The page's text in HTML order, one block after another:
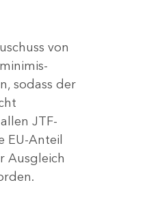
von
sodass der
JTF-
EU-Anteil
Ausgleich